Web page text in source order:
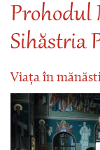
Prohodul
Sihăstria
Viața în